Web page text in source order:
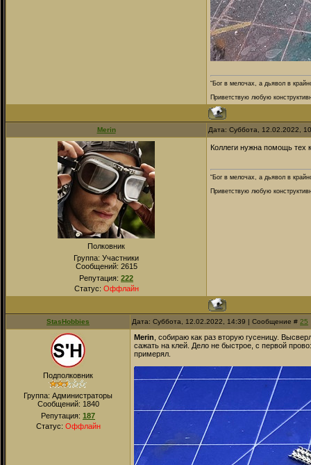
“Бог в мелочах, а дьявол в
Приветствую любую
Merin Дата: Суббота, 12.02.2022,
Полковник
Группа: Участники
Сообщений: 2615
Репутация: 222
Статус: Оффлайн
Коллеги нужна помощь тех
“Бог в мелочах, а дьявол в
Приветствую любую
StasHobbies Дата: Суббота, 12.02.2022, 14:39 | Сообщение # 25
Подполковник
Группа: Администраторы
Сообщений: 1840
Репутация: 187
Статус: Оффлайн
Merin , собираю как раз вторую гусеницу.
сажать на клей. Дело не быстрое, с первой
примерял.